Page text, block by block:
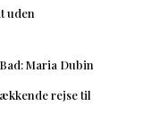
uden
Maria Dubin
rejse til